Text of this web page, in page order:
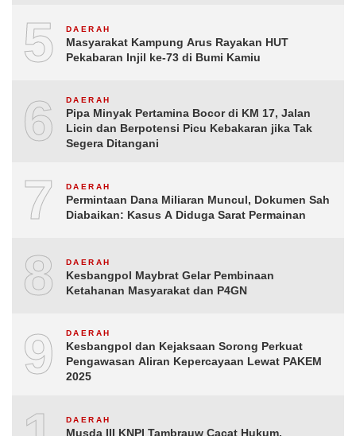
5 DAERAH
Masyarakat Kampung Arus Rayakan HUT
Pekabaran Injil ke-73 di Bumi Kamiu
6 DAERAH
Pipa Minyak Pertamina Bocor di KM 17, Jalan
Licin dan Berpotensi Picu Kebakaran jika Tak
Segera Ditangani
7 DAERAH
Permintaan Dana Miliaran Muncul, Dokumen Sah
Diabaikan: Kasus A Diduga Sarat Permainan
8 DAERAH
Kesbangpol Maybrat Gelar Pembinaan
Ketahanan Masyarakat dan P4GN
9 DAERAH
Kesbangpol dan Kejaksaan Sorong Perkuat
Pengawasan Aliran Kepercayaan Lewat PAKEM
2025
DAERAH
Musda III KNPI Tambrauw Cacat Hukum,